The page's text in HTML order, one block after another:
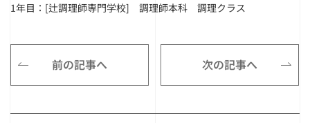
1年目：[辻調理師専門学校] 調理師本科 調理クラス
前の記事へ 次の記事へ